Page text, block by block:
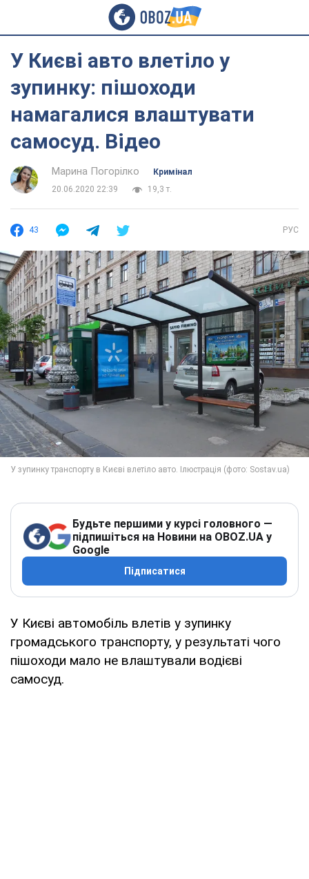
У Києві авто влетіло у
зупинку: пішоходи
намагалися влаштувати
самосуд. Відео
Марина Погорілко
Кримінал
20.06.2020 22:39
19,3 т.
43 РУС
Будьте першими у курсі головного —
підпишіться на Новини на OBOZ.UA у
Google
Підписатися
У Києві автомобіль влетів у зупинку
громадського транспорту, у результаті чого
пішоходи мало не влаштували водієві
самосуд.